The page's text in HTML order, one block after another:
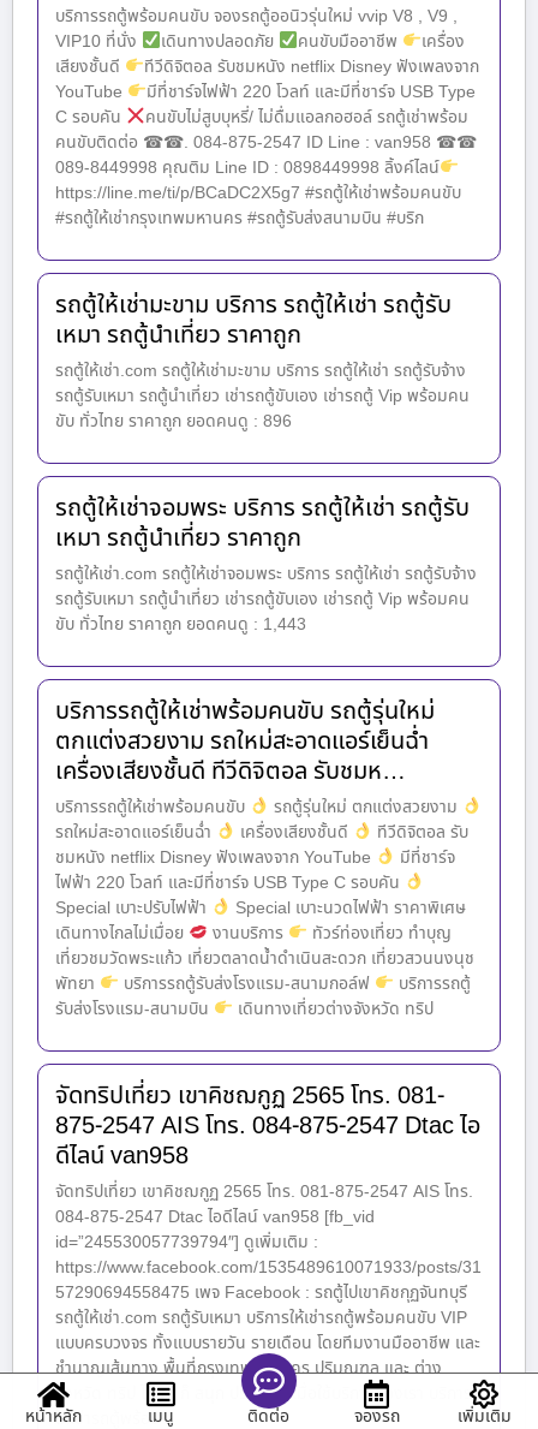
บริการรถตู้พร้อมคนขับ จองรถตู้ออนิวรุ่นใหม่ vvip V8 , V9 ,
VIP10 ที่นั่ง
เดินทางปลอดภัย คนขับมืออาชีพ
เครื่อง
เสียงชั้นดี
ทีวีดิจิตอล รับชมหนัง netflix Disney ฟังเพลงจาก
YouTube
มีที่ชาร์จไฟฟ้า 220 โวลท์ และมีที่ชาร์จ USB Type
C รอบคัน
คนขับไม่สูบบุหรี่/ ไม่ดื่มแอลกอฮอล์ รถตู้เช่าพร้อม
คนขับติดต่อ ☎☎. 084-875-2547 ID Line : van958 ☎☎
089-8449998 คุณติม Line ID : 0898449998 ลิ้งค์ไลน์
https://line.me/ti/p/BCaDC2X5g7 #รถตู้ให้เช่าพร้อมคนขับ
#รถตู้ให้เช่ากรุงเทพมหานคร #รถตู้รับส่งสนามบิน #บริก
รถตู้ให้เช่ามะขาม บริการ รถตู้ให้เช่า รถตู้รับ
เหมา รถตู้นำเที่ยว ราคาถูก
รถตู้ให้เช่า.com รถตู้ให้เช่ามะขาม บริการ รถตู้ให้เช่า รถตู้รับจ้าง
รถตู้รับเหมา รถตู้นำเที่ยว เช่ารถตู้ขับเอง เช่ารถตู้ Vip พร้อมคน
ขับ ทั่วไทย ราคาถูก ยอดคนดู : 896
รถตู้ให้เช่าจอมพระ บริการ รถตู้ให้เช่า รถตู้รับ
เหมา รถตู้นำเที่ยว ราคาถูก
รถตู้ให้เช่า.com รถตู้ให้เช่าจอมพระ บริการ รถตู้ให้เช่า รถตู้รับจ้าง
รถตู้รับเหมา รถตู้นำเที่ยว เช่ารถตู้ขับเอง เช่ารถตู้ Vip พร้อมคน
ขับ ทั่วไทย ราคาถูก ยอดคนดู : 1,443
บริการรถตู้ให้เช่าพร้อมคนขับ รถตู้รุ่นใหม่
ตกแต่งสวยงาม รถใหม่สะอาดแอร์เย็นฉ่ำ
เครื่องเสียงชั้นดี ทีวีดิจิตอล รับชมห…
บริการรถตู้ให้เช่าพร้อมคนขับ
รถตู้รุ่นใหม่ ตกแต่งสวยงาม
รถใหม่สะอาดแอร์เย็นฉ่ำ
เครื่องเสียงชั้นดี
ทีวีดิจิตอล รับ
ชมหนัง netflix Disney ฟังเพลงจาก YouTube
มีที่ชาร์จ
ไฟฟ้า 220 โวลท์ และมีที่ชาร์จ USB Type C รอบคัน
Special เบาะปรับไฟฟ้า
Special เบาะนวดไฟฟ้า ราคาพิเศษ
เดินทางไกลไม่เมื่อย
งานบริการ
ทัวร์ท่องเที่ยว ทำบุญ
เที่ยวชมวัดพระแก้ว เที่ยวตลาดน้ำดำเนินสะดวก เที่ยวสวนนงนุช
พัทยา
บริการรถตู้รับส่งโรงแรม-สนามกอล์ฟ
บริการรถตู้
รับส่งโรงแรม-สนามบิน
เดินทางเที่ยวต่างจังหวัด ทริป
จัดทริปเที่ยว เขาคิชฌกูฏ 2565 โทร. 081-
875-2547 AIS โทร. 084-875-2547 Dtac ไอ
ดีไลน์ van958
จัดทริปเที่ยว เขาคิชฌกูฏ 2565 โทร. 081-875-2547 AIS โทร.
084-875-2547 Dtac ไอดีไลน์ van958 [fb_vid
id=”245530057739794″] ดูเพิ่มเติม :
https://www.facebook.com/1535489610071933/posts/31
57290694558475 เพจ Facebook : รถตู้ไปเขาคิชกุฏจันทบุรี
รถตู้ให้เช่า.com รถตู้รับเหมา บริการให้เช่ารถตู้พร้อมคนขับ VIP
แบบครบวงจร ทั้งแบบรายวัน รายเดือน โดยทีมงานมืออาชีพ และ
ชำนาญเส้นทาง พื้นที่กรุงเทพมหานคร ปริมณฑล และ ต่าง
จังหวัด ทริป ไหนๆ ก็ สนุก ประทับใจ เมื่อใช้บริการของเรา บริการ
ให้เช่ารถตู้พร้อม
หน้าหลัก เมนู ติดต่อ จองรถ เพิ่มเติม